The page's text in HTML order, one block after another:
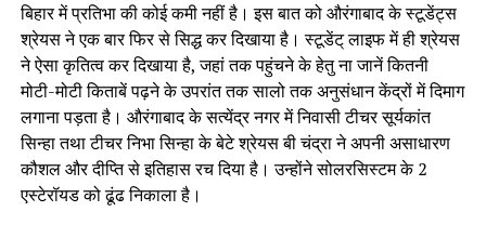
बिहार में प्रतिभा की कोई कमी नहीं है। इस बात को औरंगाबाद के स्टूडेंट्स
श्रेयस ने एक बार फिर से सिद्ध कर दिखाया है। स्टूडेंट् लाइफ में ही श्रेयस
ने ऐसा कृतित्व कर दिखाया है, जहां तक पहुंचने के हेतु ना जानें कितनी
मोटी-मोटी किताबें पढ़ने के उपरांत तक सालो तक अनुसंधान केंद्रों में दिमाग
लगाना पड़ता है। औरंगाबाद के सत्येंद्र नगर में निवासी टीचर सूर्यकांत
सिन्हा तथा टीचर निभा सिन्हा के बेटे श्रेयस बी चंद्रा ने अपनी असाधारण
कौशल और दीप्ति से इतिहास रच दिया है। उन्होंने सोलरसिस्टम के 2
एस्टेरॉयड को ढूंढ निकाला है।